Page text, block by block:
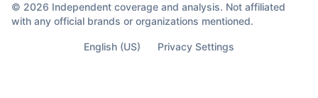
© 2026 Independent coverage and analysis. Not affiliated
with any official brands or organizations mentioned.
English (US) Privacy Settings